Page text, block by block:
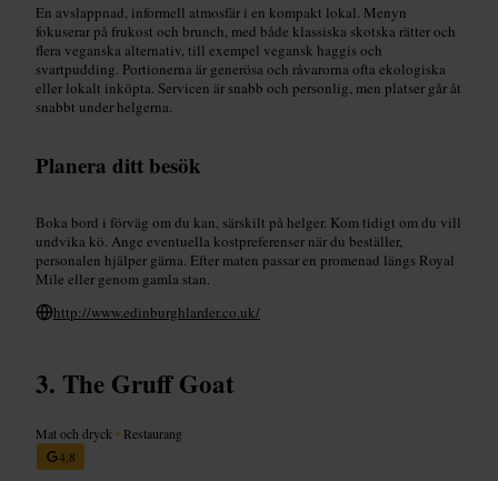
En avslappnad, informell atmosfär i en kompakt lokal. Menyn
fokuserar på frukost och brunch, med både klassiska skotska rätter och
flera veganska alternativ, till exempel vegansk haggis och
svartpudding. Portionerna är generösa och råvarorna ofta ekologiska
eller lokalt inköpta. Servicen är snabb och personlig, men platser går åt
snabbt under helgerna.
Planera ditt besök
Boka bord i förväg om du kan, särskilt på helger. Kom tidigt om du vill
undvika kö. Ange eventuella kostpreferenser när du beställer,
personalen hjälper gärna. Efter maten passar en promenad längs Royal
Mile eller genom gamla stan.
http://www.edinburghlarder.co.uk/
The Gruff Goat
Mat och dryck • Restaurang
4,8